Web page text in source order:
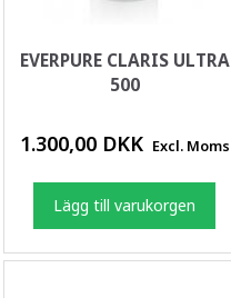
EVERPURE CLARIS ULTRA
500
1.300,00 DKK Excl. Moms
Lägg till varukorgen